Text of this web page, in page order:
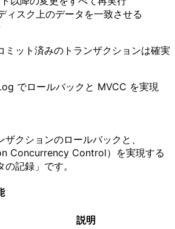
ィスク上のデータを一致させる
ミット済みのトランザクションは確実
でロールバックと MVCC を実現
クションのロールバックと、
Concurrency Control）を実現する
記録」です。
説明